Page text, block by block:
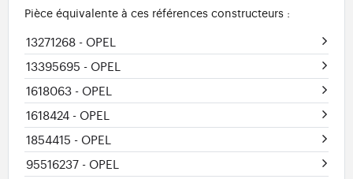
Pièce équivalente à ces références constructeurs :
13271268 - OPEL
13395695 - OPEL
1618063 - OPEL
1618424 - OPEL
1854415 - OPEL
95516237 - OPEL